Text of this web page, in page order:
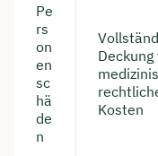
Pe
rs
on
en
sc
hä
de
n
Deckung
Kosten